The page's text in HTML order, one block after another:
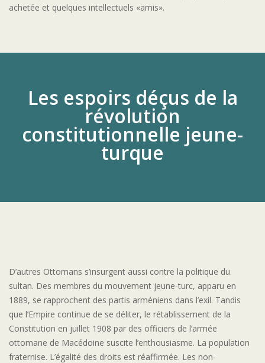
achetée et quelques intellectuels «amis».
Les espoirs déçus de la
révolution
constitutionnelle jeune-
turque
D’autres Ottomans s’insurgent aussi contre la politique du
sultan. Des membres du mouvement jeune-turc, apparu en
1889, se rapprochent des partis arméniens dans l’exil. Tandis
que l’Empire continue de se déliter, le rétablissement de la
Constitution en juillet 1908 par des officiers de l’armée
ottomane de Macédoine suscite l’enthousiasme. La population
fraternise. L’égalité des droits est réaffirmée. Les non-